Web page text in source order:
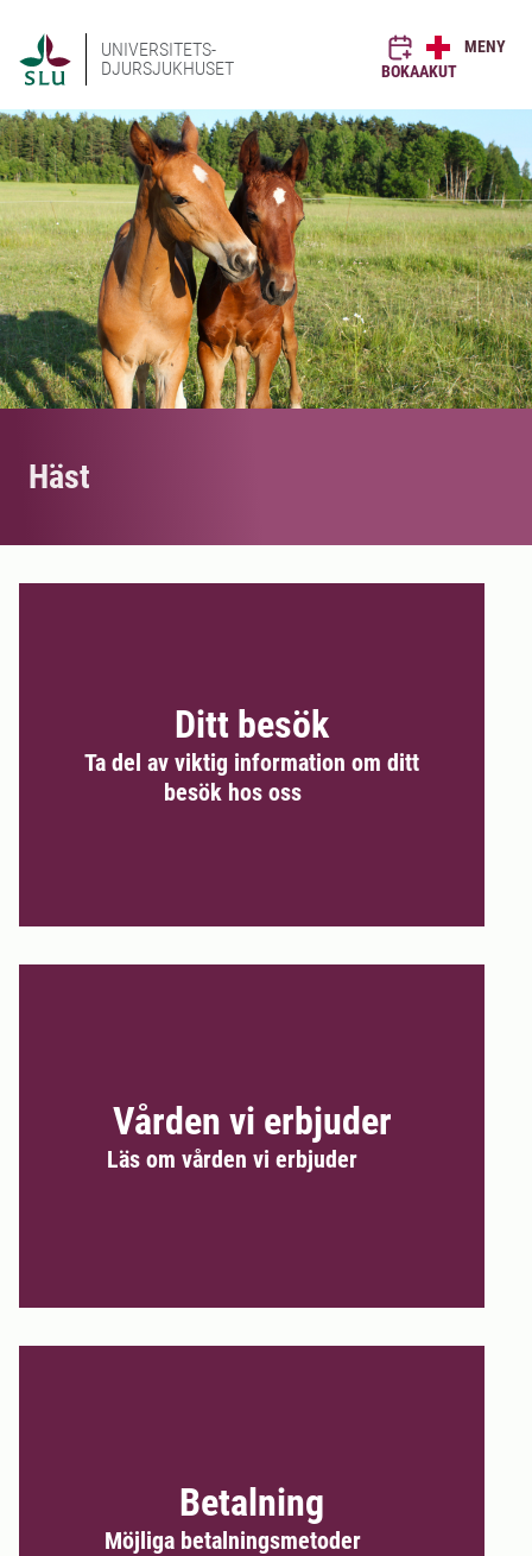
UNIVERSITETS-
DJURSJUKHUSET
BOKAAKUT
MENY
Häst
Ditt besök
Ta del av viktig information om ditt
besök hos oss
Vården vi erbjuder
Läs om vården vi erbjuder
Betalning
Möjliga betalningsmetoder